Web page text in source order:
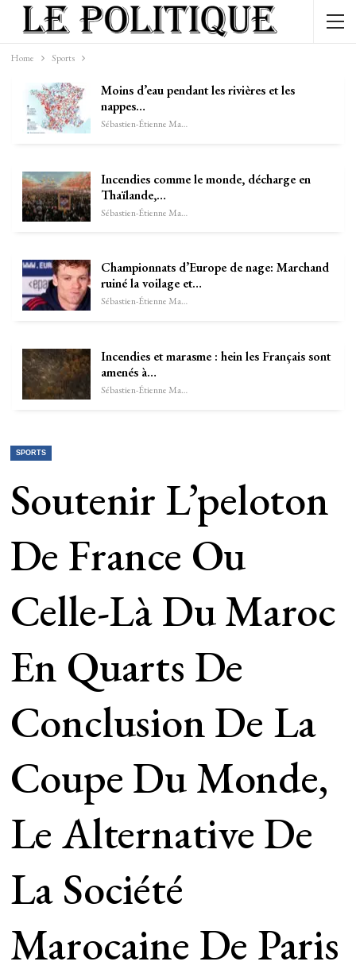
Home Sports
Moins d’eau pendant les rivières et les
nappes…
Sébastien-Étienne Marechal
Incendies comme le monde, décharge en
Thaïlande,…
Sébastien-Étienne Marechal
Championnats d’Europe de nage: Marchand
ruiné la voilage et…
Sébastien-Étienne Marechal
Incendies et marasme : hein les Français sont
amenés à…
Sébastien-Étienne Marechal
SPORTS
Soutenir L’peloton
De France Ou
Celle-Là Du Maroc
En Quarts De
Conclusion De La
Coupe Du Monde,
Le Alternative De
La Société
Marocaine De Paris